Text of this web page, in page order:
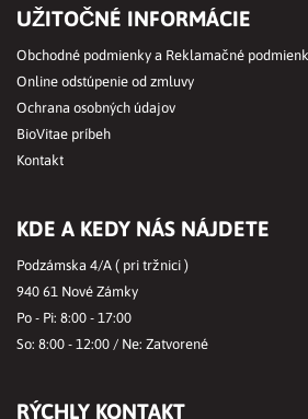
UŽITOČNÉ INFORMÁCIE
Obchodné podmienky a Reklamačné
Online odstúpenie od zmluvy
Ochrana osobných údajov
BioVitae príbeh
Kontakt
KDE A KEDY NÁS NÁJDETE
Podzámska 4/A ( pri tržnici )
940 61 Nové Zámky
Po - Pi: 8:00 - 17:00
So: 8:00 - 12:00 / Ne: Zatvorené
RÝCHLY KONTAKT